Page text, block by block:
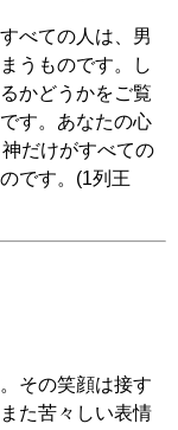
べての人は、男
うものです。し
かどうかをご覧
す。あなたの心
だけがすべての
です。(1列王
その笑顔は接す
た苦々しい表情